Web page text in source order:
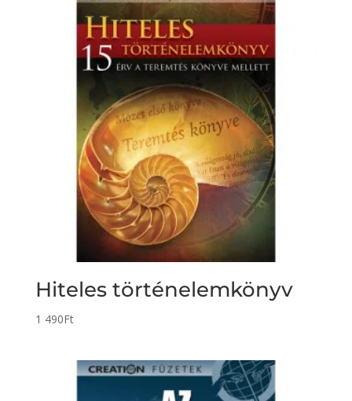
Hiteles történelemkönyv
1 490Ft